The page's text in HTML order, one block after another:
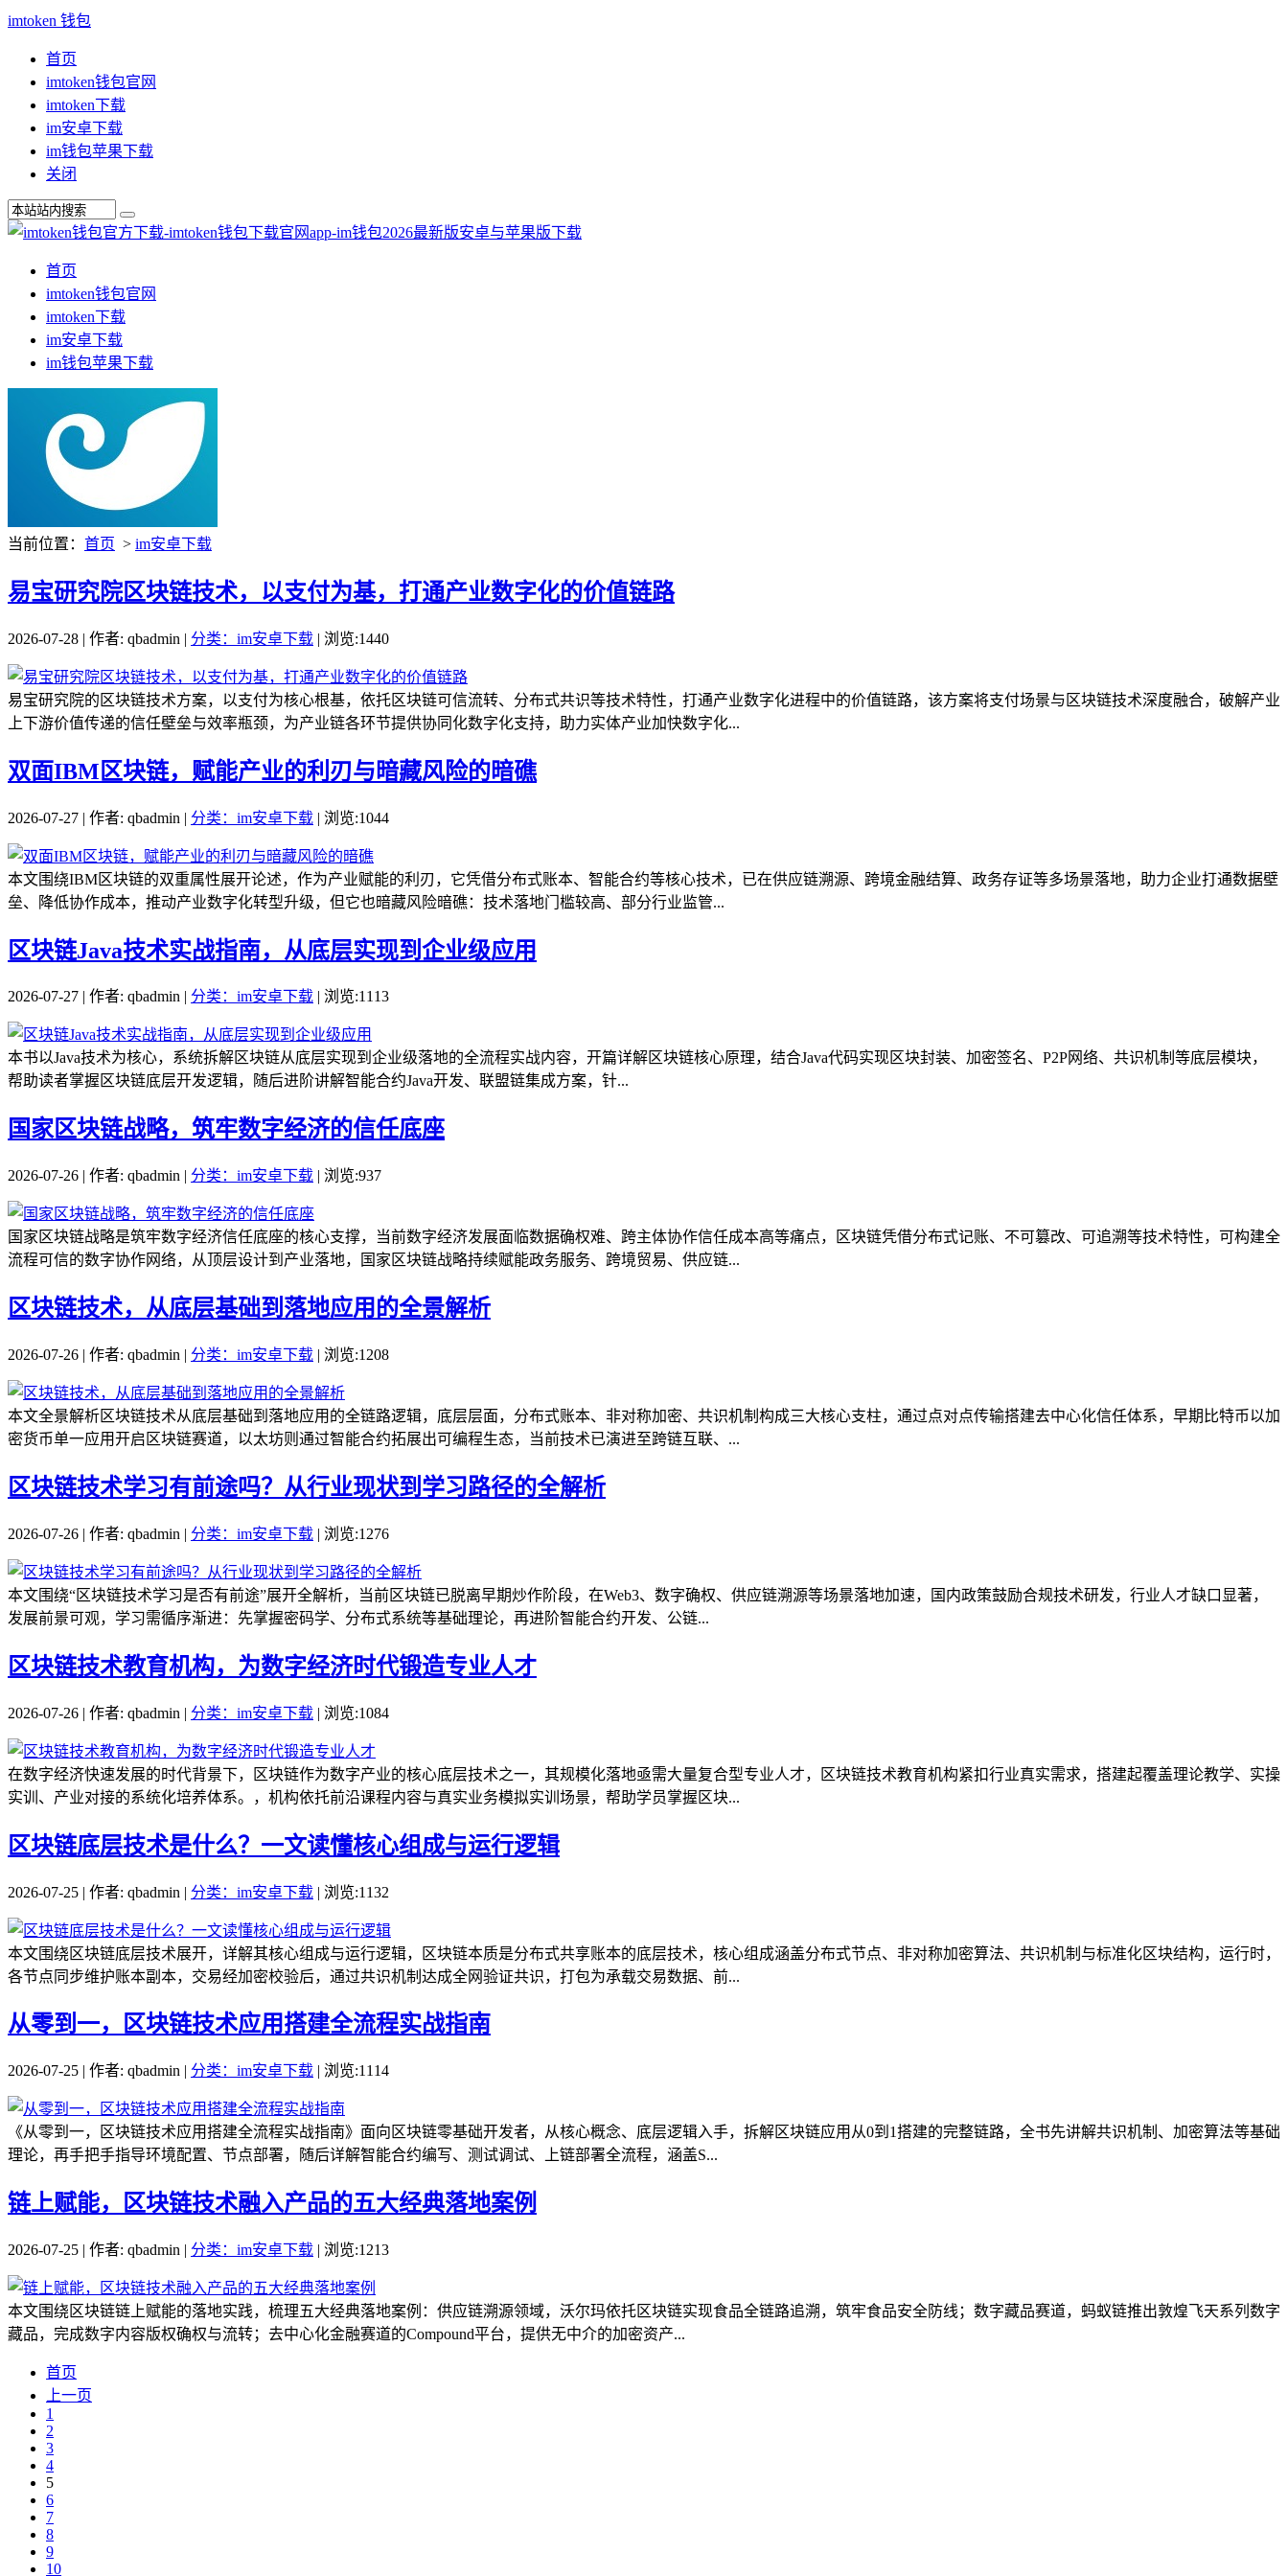
imtoken 钱包
首页
imtoken钱包官网
imtoken下载
im安卓下载
im钱包苹果下载
关闭
首页
imtoken钱包官网
imtoken下载
im安卓下载
im钱包苹果下载
当前位置： 首页 > im安卓下载
易宝研究院区块链技术，以支付为基，打通产业数字化的价值链路
2026-07-28 | 作者: qbadmin | 分类：im安卓下载 | 浏览:1440
易宝研究院的区块链技术方案，以支付为核心根基，依托区块链可信流转、分布式共识等技术特性，打通产业数字化进程中的价值链路，该方案将支付场景与区块链技术深度融合，破解产业
上下游价值传递的信任壁垒与效率瓶颈，为产业链各环节提供协同化数字化支持，助力实体产业加快数字化...
双面IBM区块链，赋能产业的利刃与暗藏风险的暗礁
2026-07-27 | 作者: qbadmin | 分类：im安卓下载 | 浏览:1044
本文围绕IBM区块链的双重属性展开论述，作为产业赋能的利刃，它凭借分布式账本、智能合约等核心技术，已在供应链溯源、跨境金融结算、政务存证等多场景落地，助力企业打通数据壁
垒、降低协作成本，推动产业数字化转型升级，但它也暗藏风险暗礁：技术落地门槛较高、部分行业监管...
区块链Java技术实战指南，从底层实现到企业级应用
2026-07-27 | 作者: qbadmin | 分类：im安卓下载 | 浏览:1113
本书以Java技术为核心，系统拆解区块链从底层实现到企业级落地的全流程实战内容，开篇详解区块链核心原理，结合Java代码实现区块封装、加密签名、P2P网络、共识机制等底层模块，
帮助读者掌握区块链底层开发逻辑，随后进阶讲解智能合约Java开发、联盟链集成方案，针...
国家区块链战略，筑牢数字经济的信任底座
2026-07-26 | 作者: qbadmin | 分类：im安卓下载 | 浏览:937
国家区块链战略是筑牢数字经济信任底座的核心支撑，当前数字经济发展面临数据确权难、跨主体协作信任成本高等痛点，区块链凭借分布式记账、不可篡改、可追溯等技术特性，可构建全
流程可信的数字协作网络，从顶层设计到产业落地，国家区块链战略持续赋能政务服务、跨境贸易、供应链...
区块链技术，从底层基础到落地应用的全景解析
2026-07-26 | 作者: qbadmin | 分类：im安卓下载 | 浏览:1208
本文全景解析区块链技术从底层基础到落地应用的全链路逻辑，底层层面，分布式账本、非对称加密、共识机制构成三大核心支柱，通过点对点传输搭建去中心化信任体系，早期比特币以加
密货币单一应用开启区块链赛道，以太坊则通过智能合约拓展出可编程生态，当前技术已演进至跨链互联、...
区块链技术学习有前途吗？从行业现状到学习路径的全解析
2026-07-26 | 作者: qbadmin | 分类：im安卓下载 | 浏览:1276
本文围绕“区块链技术学习是否有前途”展开全解析，当前区块链已脱离早期炒作阶段，在Web3、数字确权、供应链溯源等场景落地加速，国内政策鼓励合规技术研发，行业人才缺口显著，
发展前景可观，学习需循序渐进：先掌握密码学、分布式系统等基础理论，再进阶智能合约开发、公链...
区块链技术教育机构，为数字经济时代锻造专业人才
2026-07-26 | 作者: qbadmin | 分类：im安卓下载 | 浏览:1084
在数字经济快速发展的时代背景下，区块链作为数字产业的核心底层技术之一，其规模化落地亟需大量复合型专业人才，区块链技术教育机构紧扣行业真实需求，搭建起覆盖理论教学、实操
实训、产业对接的系统化培养体系。，机构依托前沿课程内容与真实业务模拟实训场景，帮助学员掌握区块...
区块链底层技术是什么？一文读懂核心组成与运行逻辑
2026-07-25 | 作者: qbadmin | 分类：im安卓下载 | 浏览:1132
本文围绕区块链底层技术展开，详解其核心组成与运行逻辑，区块链本质是分布式共享账本的底层技术，核心组成涵盖分布式节点、非对称加密算法、共识机制与标准化区块结构，运行时，
各节点同步维护账本副本，交易经加密校验后，通过共识机制达成全网验证共识，打包为承载交易数据、前...
从零到一，区块链技术应用搭建全流程实战指南
2026-07-25 | 作者: qbadmin | 分类：im安卓下载 | 浏览:1114
《从零到一，区块链技术应用搭建全流程实战指南》面向区块链零基础开发者，从核心概念、底层逻辑入手，拆解区块链应用从0到1搭建的完整链路，全书先讲解共识机制、加密算法等基础
理论，再手把手指导环境配置、节点部署，随后详解智能合约编写、测试调试、上链部署全流程，涵盖S...
链上赋能，区块链技术融入产品的五大经典落地案例
2026-07-25 | 作者: qbadmin | 分类：im安卓下载 | 浏览:1213
本文围绕区块链链上赋能的落地实践，梳理五大经典落地案例：供应链溯源领域，沃尔玛依托区块链实现食品全链路追溯，筑牢食品安全防线；数字藏品赛道，蚂蚁链推出敦煌飞天系列数字
藏品，完成数字内容版权确权与流转；去中心化金融赛道的Compound平台，提供无中介的加密资产...
首页
上一页
1
2
3
4
5
6
7
8
9
10